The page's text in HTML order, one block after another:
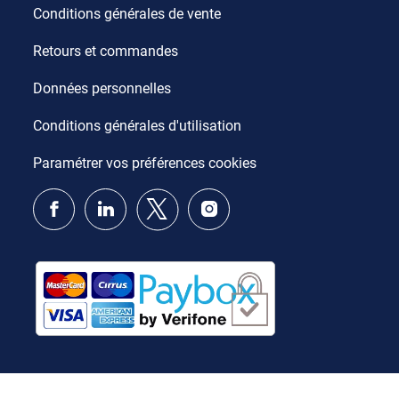
Conditions générales de vente
Retours et commandes
Données personnelles
Conditions générales d'utilisation
Paramétrer vos préférences cookies